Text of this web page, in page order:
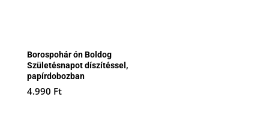
Borospohár ón Boldog
Születésnapot díszítéssel,
papírdobozban
4.990 Ft